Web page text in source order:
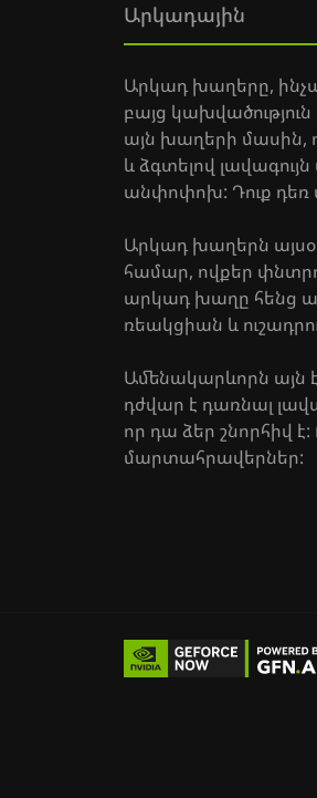
Արկադային
Արկադ խաղերը,
բայց
այն խաղերի մասին,
և ձգտելով
անփոփոխ: Դուք
Արկադ խաղերն
համար, ովքեր
արկադ խաղը հենց
ռեակցիան և
Ամենակարևորն այն
դժվար է դառնալ
որ դա ձեր շնորհիվ
մարտահրավերներ: